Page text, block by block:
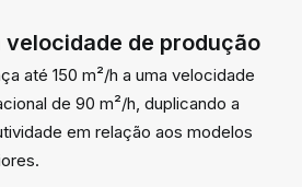
velocidade de produção
até 150 m²/h a uma velocidade
de 90 m²/h, duplicando a
em relação aos modelos